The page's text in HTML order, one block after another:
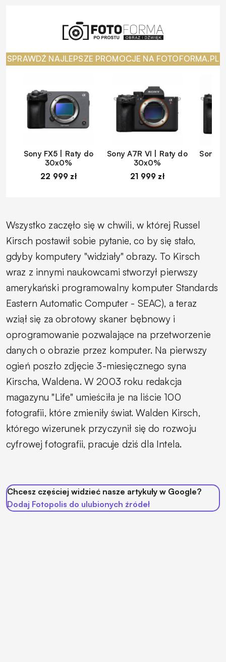
SPRAWDŹ NAJLEPSZE PROMOCJE NA FOTOFORMA.PL
Sony FX5 | Raty do
30x0%
22 999 zł
Sony A7R VI | Raty do
30x0%
21 999 zł
Sony
Wszystko zaczęło się w chwili, w której Russel
Kirsch postawił sobie pytanie, co by się stało,
gdyby komputery "widziały" obrazy. To Kirsch
wraz z innymi naukowcami stworzył pierwszy
amerykański programowalny komputer Standards
Eastern Automatic Computer - SEAC), a teraz
wziął się za obrotowy skaner bębnowy i
oprogramowanie pozwalające na przetworzenie
danych o obrazie przez komputer. Na pierwszy
ogień poszło zdjęcie 3-miesięcznego syna
Kirscha, Waldena. W 2003 roku redakcja
magazynu "Life" umieściła je na liście 100
fotografii, które zmieniły świat. Walden Kirsch,
którego wizerunek przyczynił się do rozwoju
cyfrowej fotografii, pracuje dziś dla Intela.
Chcesz częściej widzieć nasze artykuły w Google?
Dodaj Fotopolis do ulubionych źródeł